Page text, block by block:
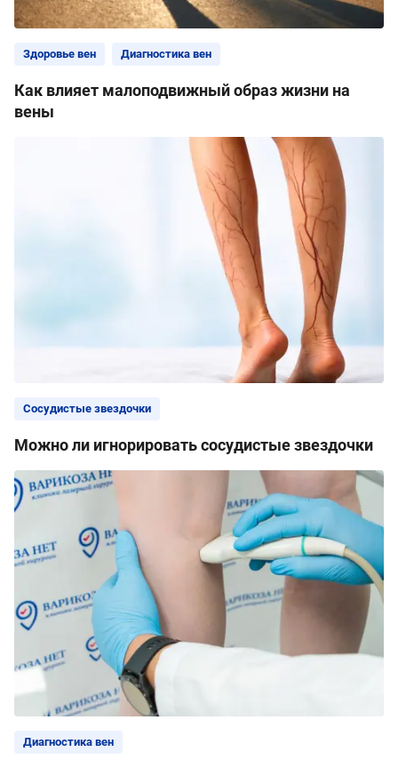
Здоровье вен Диагностика вен
Как влияет малоподвижный образ жизни на
вены
Сосудистые звездочки
Можно ли игнорировать сосудистые звездочки
Диагностика вен